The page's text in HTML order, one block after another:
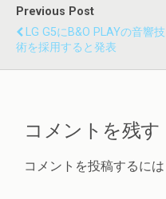
Previous Post
LG G5にB&O PLAYの音響技
術を採用すると発表
コメントを残す
コメントを投稿するには